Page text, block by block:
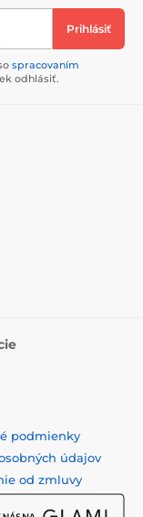
Prihlásiť
spracovaním
odhlásiť.
podmienky
údajov
od zmluvy